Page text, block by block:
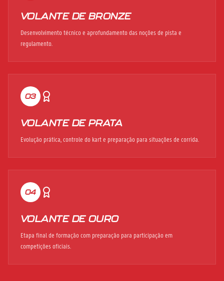
VOLANTE DE BRONZE
Desenvolvimento técnico e aprofundamento das noções de pista e
regulamento.
03
VOLANTE DE PRATA
Evolução prática, controle do kart e preparação para situações de corrida.
04
VOLANTE DE OURO
Etapa final de formação com preparação para participação em
competições oficiais.